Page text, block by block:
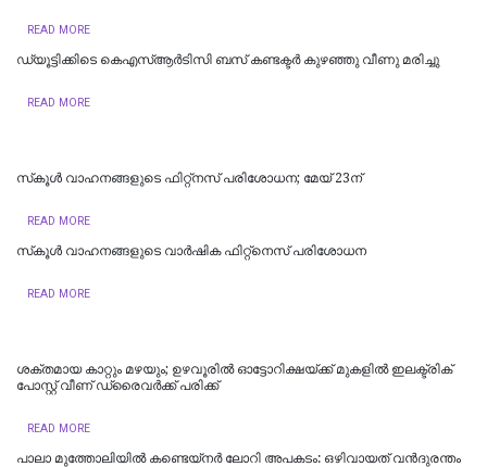
READ MORE
ഡ്യൂട്ടിക്കിടെ കെഎസ്ആര്‍ടിസി ബസ് കണ്ടക്ടര്‍ കുഴഞ്ഞു വീണു മരിച്ചു
READ MORE
സ്‌കൂള്‍ വാഹനങ്ങളുടെ ഫിറ്റ്‌നസ് പരിശോധന; മേയ് 23ന്
READ MORE
സ്‌കൂൾ വാഹനങ്ങളുടെ വാർഷിക ഫിറ്റ്‌നെസ് പരിശോധന
READ MORE
ശക്തമായ കാറ്റും മഴയും; ഉഴവൂരിൽ ഓട്ടോറിക്ഷയ്ക്ക് മുകളിൽ ഇലക്ട്രിക്
പോസ്റ്റ് വീണ് ഡ്രൈവർക്ക് പരിക്ക്
READ MORE
പാലാ മുത്തോലിയിൽ കണ്ടെയ്‌നർ ലോറി അപകടം: ഒഴിവായത് വന്‍ദുരന്തം